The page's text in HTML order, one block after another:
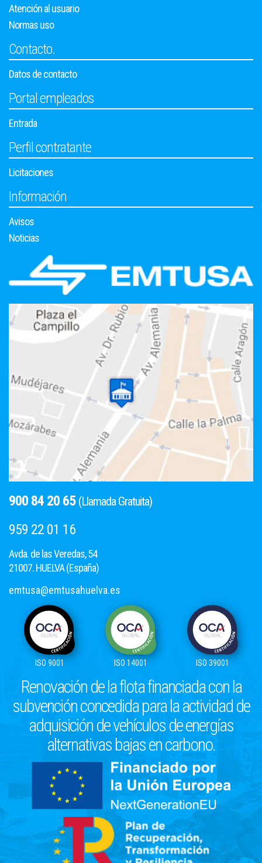
Atención al usuario
Normas uso
Contacto.
Datos de contacto
Portal empleados
Entrada
Perfil contratante
Licitaciones
Información
Avisos
Noticias
900 84 20 65 (Llamada Gratuita)
959 22 01 16
Avda. de las Veredas, 54
21007. HUELVA (España)
emtusa@emtusahuelva.es
ISO 9001 ISO 14001 ISO 39001
Renovación de la flota financiada con la
subvención concedida para la actividad de
adquisición de vehículos de energías
alternativas bajas en carbono.